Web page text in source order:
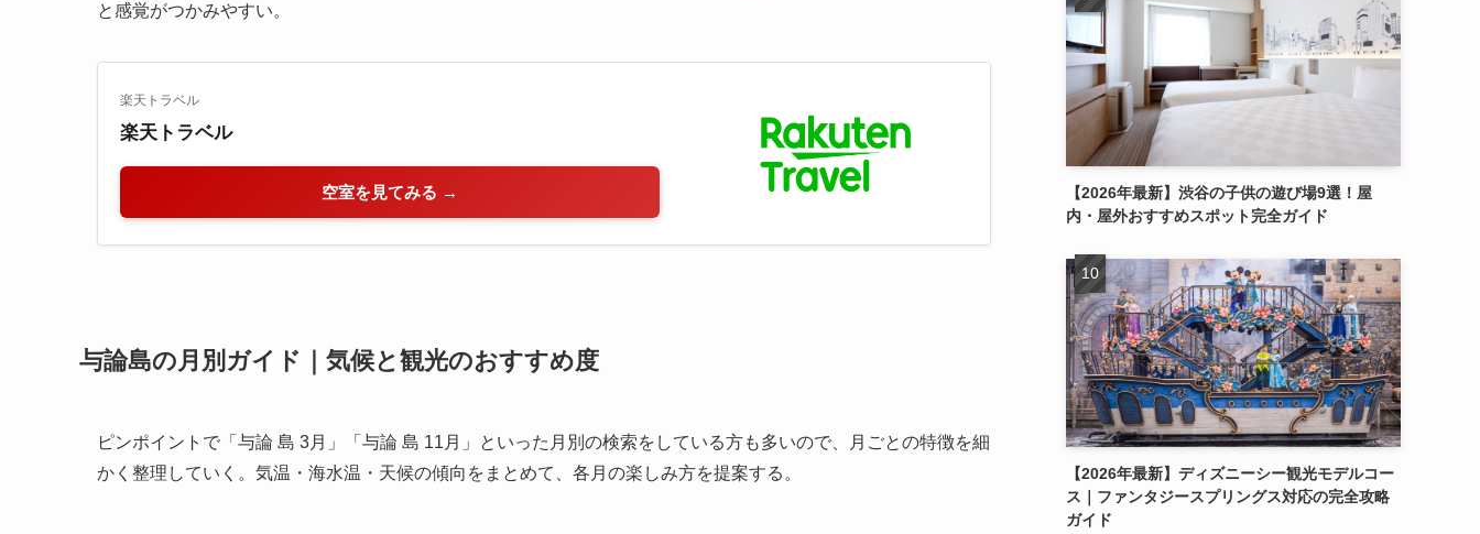
と感覚がつかみやすい。
楽天トラベル
楽天トラベル
空室を見てみる →
与論島の月別ガイド｜気候と観光のおすすめ度
ピンポイントで「与論 島 3月」「与論 島 11月」といった月別の検索をしている方も多いので、月ごとの特徴を細
かく整理していく。気温・海水温・天候の傾向をまとめて、各月の楽しみ方を提案する。
【2026年最新】渋谷の子供の遊び場9選！屋
内・屋外おすすめスポット完全ガイド
【2026年最新】ディズニーシー観光モデルコー
ス｜ファンタジースプリングス対応の完全攻略
ガイド